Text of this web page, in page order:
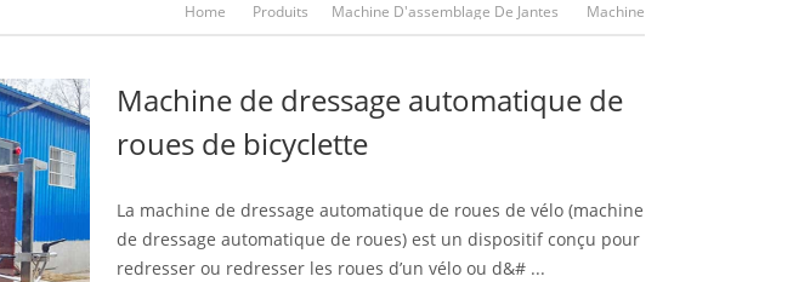
Home Produits Machine D'assemblage De Jantes Machine
Machine de dressage automatique de
roues de bicyclette
La machine de dressage automatique de roues de vélo (machine
de dressage automatique de roues) est un dispositif conçu pour
redresser ou redresser les roues d’un vélo ou d&# ...